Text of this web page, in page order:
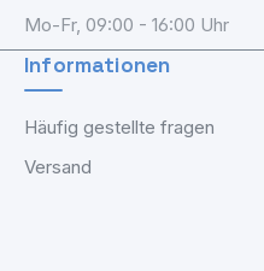
Mo-Fr, 09:00 - 16:00 Uhr
Informationen
Häufig gestellte fragen
Versand